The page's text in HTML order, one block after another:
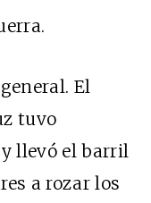
El
tuvo
llevó el barril
a rozar los